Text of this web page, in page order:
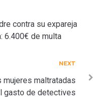
contra su expareja
6.400€ de multa
NEXT
mujeres maltratadas
gasto de detectives